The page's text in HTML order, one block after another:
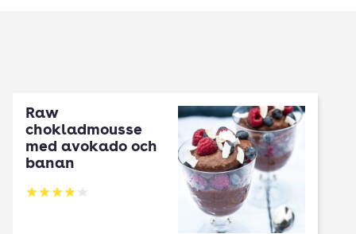
Raw
chokladmousse
med avokado och
banan
Betyg: 3.88 av 5